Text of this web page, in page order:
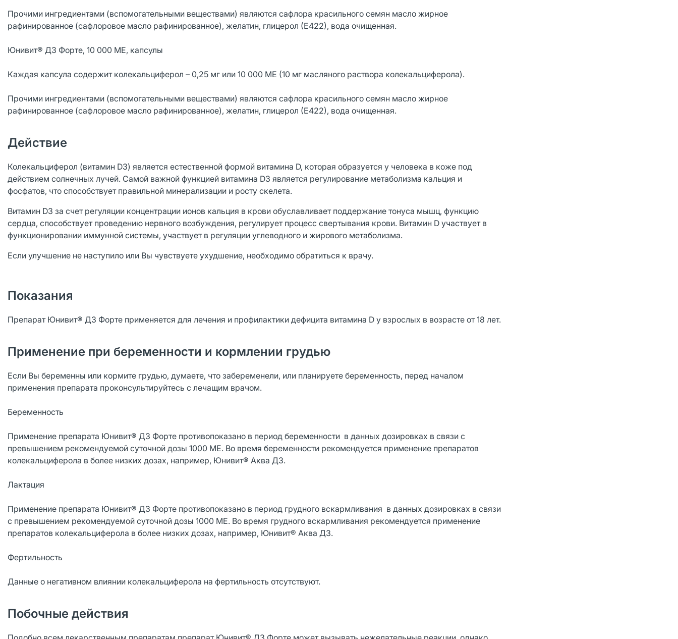
Прочими ингредиентами (вспомогательными веществами) являются сафлора красильного семян масло жирное
рафинированное (сафлоровое масло рафинированное), желатин, глицерол (Е422), вода очищенная.
Юнивит® Д3 Форте, 10 000 МЕ, капсулы
Каждая капсула содержит колекальциферол – 0,25 мг или 10 000 МЕ (10 мг масляного раствора колекальциферола).
Прочими ингредиентами (вспомогательными веществами) являются сафлора красильного семян масло жирное
рафинированное (сафлоровое масло рафинированное), желатин, глицерол (Е422), вода очищенная.
Действие
Колекальциферол (витамин D3) является естественной формой витамина D, которая образуется у человека в коже под
действием солнечных лучей. Самой важной функцией витамина D3 является регулирование метаболизма кальция и
фосфатов, что способствует правильной минерализации и росту скелета.
Витамин D3 за счет регуляции концентрации ионов кальция в крови обуславливает поддержание тонуса мышц, функцию
сердца, способствует проведению нервного возбуждения, регулирует процесс свертывания крови. Витамин D участвует в
функционировании иммунной системы, участвует в регуляции углеводного и жирового метаболизма.
Если улучшение не наступило или Вы чувствуете ухудшение, необходимо обратиться к врачу.
Показания
Препарат Юнивит® Д3 Форте применяется для лечения и профилактики дефицита витамина D у взрослых в возрасте от 18 лет.
Применение при беременности и кормлении грудью
Если Вы беременны или кормите грудью, думаете, что забеременели, или планируете беременность, перед началом
применения препарата проконсультируйтесь с лечащим врачом.
Беременность
Применение препарата Юнивит® Д3 Форте противопоказано в период беременности в данных дозировках в связи с
превышением рекомендуемой суточной дозы 1000 МЕ. Во время беременности рекомендуется применение препаратов
колекальциферола в более низких дозах, например, Юнивит® Аква Д3.
Лактация
Применение препарата Юнивит® Д3 Форте противопоказано в период грудного вскармливания в данных дозировках в связи
с превышением рекомендуемой суточной дозы 1000 МЕ. Во время грудного вскармливания рекомендуется применение
препаратов колекальциферола в более низких дозах, например, Юнивит® Аква Д3.
Фертильность
Данные о негативном влиянии колекальциферола на фертильность отсутствуют.
Побочные действия